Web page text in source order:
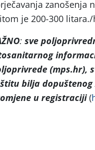
zanošenja
je 200-300 litara./
: sve
(mps.hr),
bilja
u registraciji(